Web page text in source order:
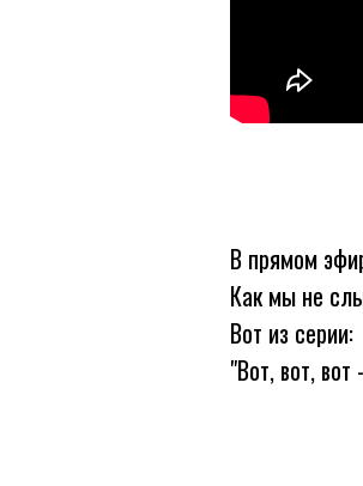
В прямом
Как мы не
Вот из серии:
"Вот, вот,